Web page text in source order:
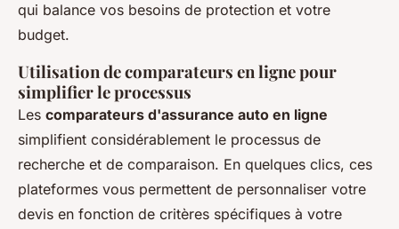
qui balance vos besoins de protection et votre
budget.
Utilisation de comparateurs en ligne pour
simplifier le processus
Les comparateurs d'assurance auto en ligne
simplifient considérablement le processus de
recherche et de comparaison. En quelques clics, ces
plateformes vous permettent de personnaliser votre
devis en fonction de critères spécifiques à votre